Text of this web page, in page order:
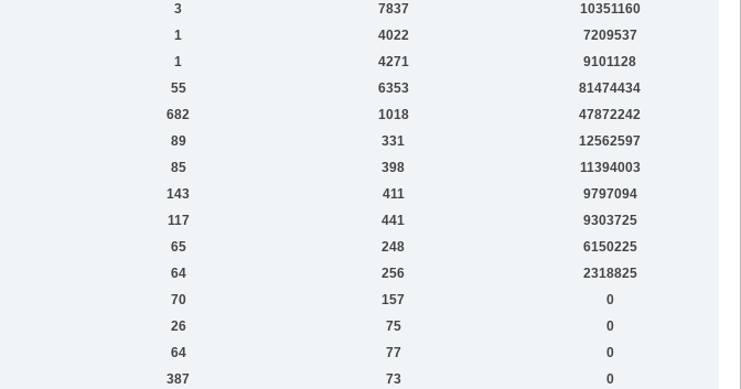
3 7837
10351160
1 4022
7209537
1 4271
9101128
55 6353
81474434
682 1018
47872242
89 331
12562597
85 398
11394003
143 411
9797094
117 441
9303725
65 248
6150225
64 256
2318825
70 157
0
26 75
0
64 77
0
387 73
0